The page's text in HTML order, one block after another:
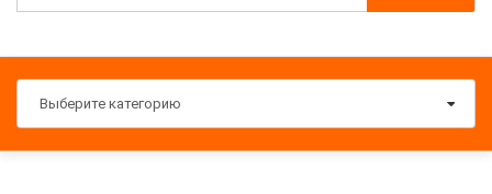
Выберите категорию